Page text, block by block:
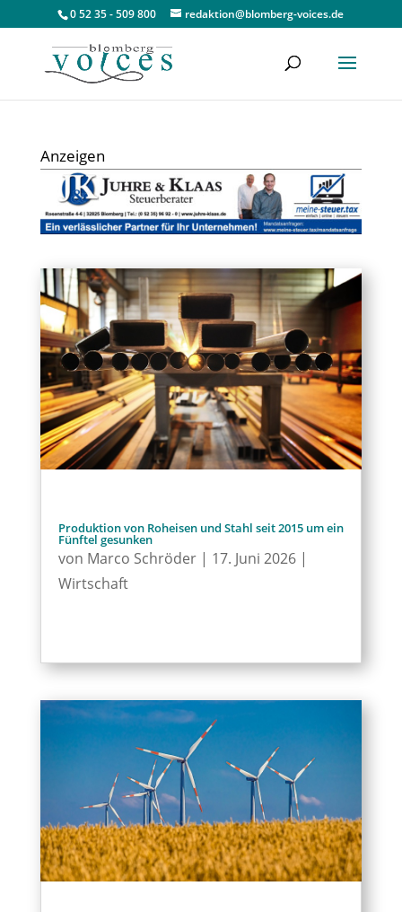
0 52 35 - 509 800 redaktion@blomberg-voices.de
Anzeigen
Produktion von Roheisen und Stahl seit 2015 um ein
Fünftel gesunken
von Marco Schröder| 17. Juni 2026|
Wirtschaft